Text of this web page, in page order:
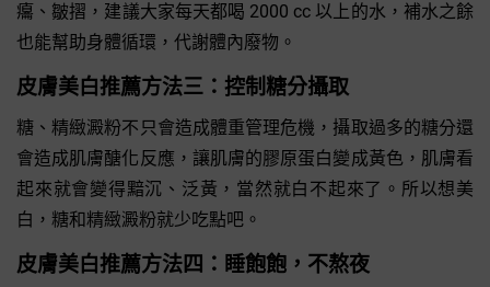
癟、皺摺，建議大家每天都喝 2000 cc 以上的水，補水之餘
也能幫助身體循環，代謝體內廢物。
皮膚美白推薦方法三：控制糖分攝取
糖、精緻澱粉不只會造成體重管理危機，攝取過多的糖分還
會造成肌膚醣化反應，讓肌膚的膠原蛋白變成黃色，肌膚看
起來就會變得黯沉、泛黃，當然就白不起來了。所以想美
白，糖和精緻澱粉就少吃點吧。
皮膚美白推薦方法四：睡飽飽，不熬夜